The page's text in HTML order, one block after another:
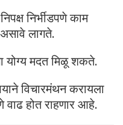
निर्भीडपणे काम
असावे लागते.
योग्य मदत मिळू शकते.
विचारमंथन करायला
वाढ होत राहणार आहे.